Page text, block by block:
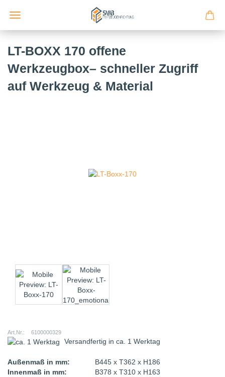
LT-BOXX 170 offene
Werkzeugbox– schneller Zugriff
auf Werkzeug & Material
Art.Nr.: 6100000329
Versandfertig in ca. 1 Werktag
Außenmaß in mm:
B445 x T362 x H186
Innenmaß in mm:
B378 x T310 x H163